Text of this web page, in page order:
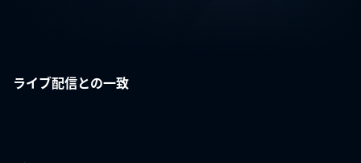
ライブ配信との一致